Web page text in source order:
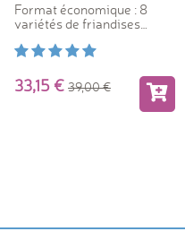
Format économique : 8
variétés de friandises
33,15 39,00